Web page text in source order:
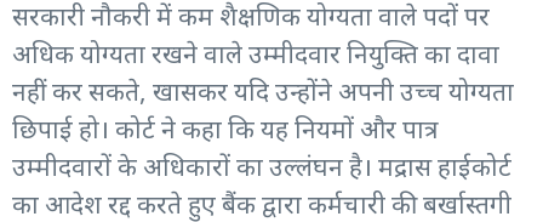
सरकारी नौकरी में कम शैक्षणिक योग्यता वाले पदों पर
अधिक योग्यता रखने वाले उम्मीदवार नियुक्ति का दावा
नहीं कर सकते, खासकर यदि उन्होंने अपनी उच्च योग्यता
छिपाई हो। कोर्ट ने कहा कि यह नियमों और पात्र
उम्मीदवारों के अधिकारों का उल्लंघन है। मद्रास हाईकोर्ट
का आदेश रद्द करते हुए बैंक द्वारा कर्मचारी की बर्खास्तगी